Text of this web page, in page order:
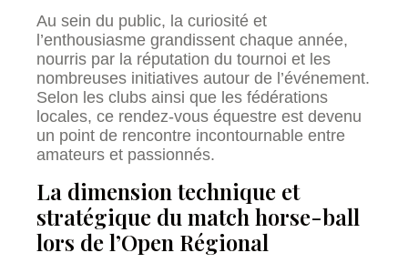
Au sein du public, la curiosité et
l’enthousiasme grandissent chaque année,
nourris par la réputation du tournoi et les
nombreuses initiatives autour de l’événement.
Selon les clubs ainsi que les fédérations
locales, ce rendez-vous équestre est devenu
un point de rencontre incontournable entre
amateurs et passionnés.
La dimension technique et
stratégique du match horse-ball
lors de l’Open Régional